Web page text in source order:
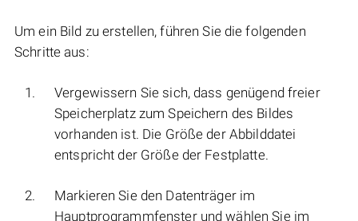
Um ein Bild zu erstellen, führen Sie die folgenden
Schritte aus:
Vergewissern Sie sich, dass genügend freier
Speicherplatz zum Speichern des Bildes
vorhanden ist. Die Größe der Abbilddatei
entspricht der Größe der Festplatte.
Markieren Sie den Datenträger im
Hauptprogrammfenster und wählen Sie im